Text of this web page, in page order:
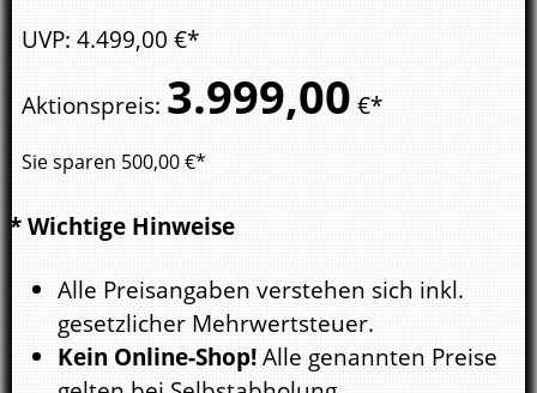
UVP: 4.499,00 €*
Aktionspreis: 3.999,00 €*
Sie sparen 500,00€*
* Wichtige Hinweise
Alle Preisangaben verstehen sich inkl.
gesetzlicher Mehrwertsteuer.
Kein Online-Shop!Alle genannten Preise